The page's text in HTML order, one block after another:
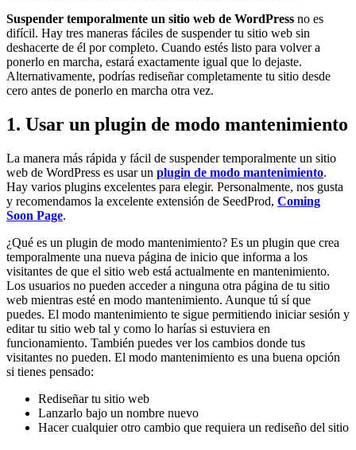
Suspender temporalmente un sitio web de WordPress no es
difícil. Hay tres maneras fáciles de suspender tu sitio web sin
deshacerte de él por completo. Cuando estés listo para volver a
ponerlo en marcha, estará exactamente igual que lo dejaste.
Alternativamente, podrías rediseñar completamente tu sitio desde
cero antes de ponerlo en marcha otra vez.
1. Usar un plugin de modo mantenimiento
La manera más rápida y fácil de suspender temporalmente un sitio
web de WordPress es usar un plugin de modo mantenimiento.
Hay varios plugins excelentes para elegir. Personalmente, nos gusta
y recomendamos la excelente extensión de SeedProd, Coming
Soon Page.
¿Qué es un plugin de modo mantenimiento? Es un plugin que crea
temporalmente una nueva página de inicio que informa a los
visitantes de que el sitio web está actualmente en mantenimiento.
Los usuarios no pueden acceder a ninguna otra página de tu sitio
web mientras esté en modo mantenimiento. Aunque tú sí que
puedes. El modo mantenimiento te sigue permitiendo iniciar sesión y
editar tu sitio web tal y como lo harías si estuviera en
funcionamiento. También puedes ver los cambios donde tus
visitantes no pueden. El modo mantenimiento es una buena opción
si tienes pensado:
Rediseñar tu sitio web
Lanzarlo bajo un nombre nuevo
Hacer cualquier otro cambio que requiera un rediseño del sitio